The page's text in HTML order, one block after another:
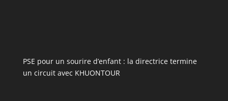
PSE pour un sourire d’enfant : la directrice termine
un circuit avec KHUONTOUR